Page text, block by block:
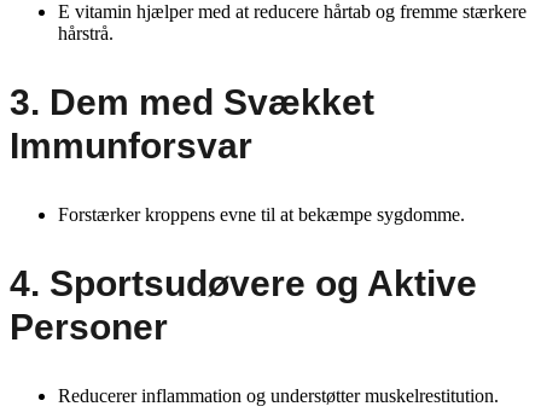
E vitamin hjælper med at reducere hårtab og fremme stærkere
hårstrå.
3. Dem med Svækket
Immunforsvar
Forstærker kroppens evne til at bekæmpe sygdomme.
4. Sportsudøvere og Aktive
Personer
Reducerer inflammation og understøtter muskelrestitution.